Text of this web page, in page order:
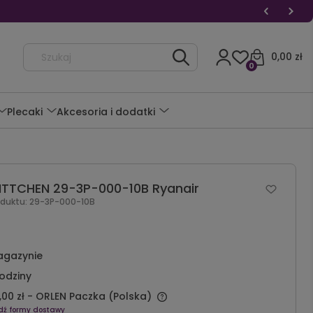
0,00 zł
0
Plecaki Akcesoria i dodatki
29-3P-000-10B Ryanair
29-3P-000-10B
zł - ORLEN Paczka (Polska)
formy dostawy